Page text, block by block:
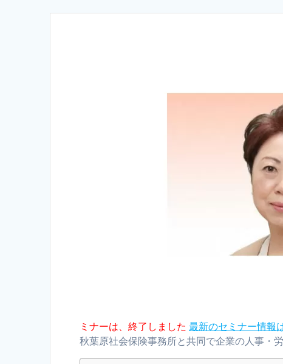
ミナーは、終了しました最新のセミナー情報
秋葉原社会保険事務所と共同で企業の人事・